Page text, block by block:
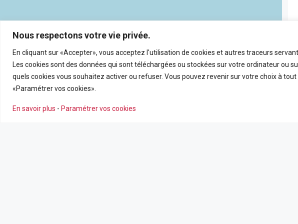
Nous respectons votre vie privée.
En cliquant sur «Accepter», vous acceptez l'utilisation de cookies et autres traceurs
Les cookies sont des données qui sont téléchargées ou stockées sur votre ordinateur ou
quels cookies vous souhaitez activer ou refuser. Vous pouvez revenir sur votre choix à
«Paramétrer vos cookies».
En savoir plus - Paramétrer vos cookies